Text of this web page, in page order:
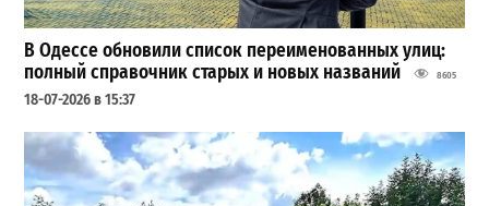
В Одессе обновили список переименованных улиц:
полный справочник старых и новых названий
8605
18-07-2026 в 15:37